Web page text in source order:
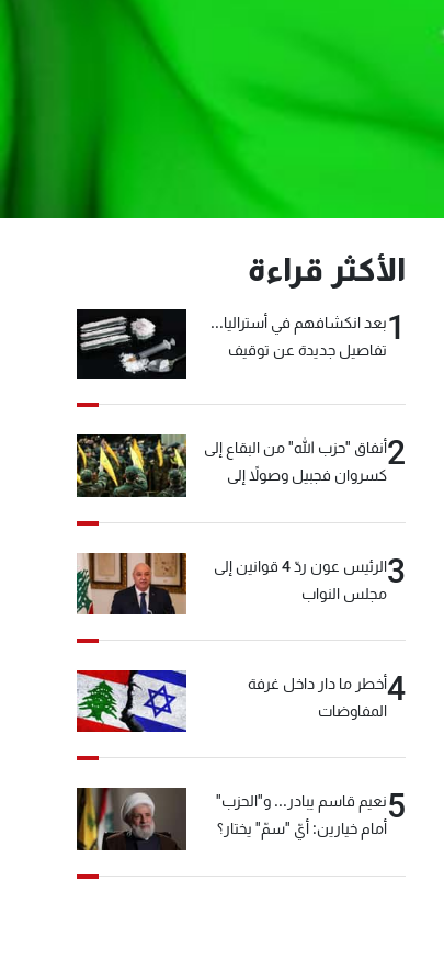
الأكثر قراءة
1بعد انكشافهم في أستراليا...
تفاصيل جديدة عن توقيف
2أنفاق "حزب الله" من البقاع إلى
كسروان فجبيل وصولاً إلى
3
الرئيس عون ردّ 4 قوانين إلى
مجلس النواب
4أخطر ما دار داخل غرفة
المفاوضات
5نعيم قاسم يبادر... و"الحزب"
أمام خيارين: أيّ "سمّ" يختار؟